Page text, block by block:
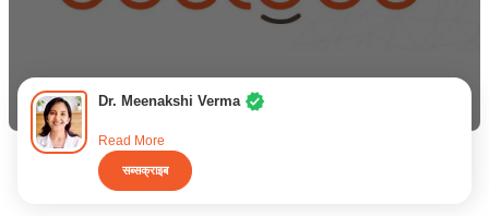
Dr. Meenakshi Verma
Read More
सब्सक्राइब